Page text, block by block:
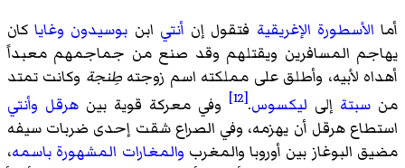
أما الأسطورة الإغريقية فتقول إن أنتي ابن بوسيدون وغاياكان
يهاجم المسافرين ويقتلهم وقد صنع من جماجمهم معبداً
أهداه لأبيه، وأطلق على مملكته اسم زوجتهطِنجة وكانت تمتد
من سبتة إلى ليكسوس.
[12] وفي معركة قوية بين هرقل وأنتي
استطاع هرقل أن يهزمه، وفي الصراع شقت إحدى ضربات سيفه
مضيق البوغاز بين أوروبا والمغرب والمغارات المشهورة باسمه،